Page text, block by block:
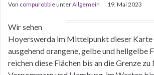
Von compurobbieunterAllgemein 19. Mai 2023
Wir sehen
Hoyerswerda im Mittelpunkt dieser Karte
ausgehend orangene, gelbe und hellgelbe
reichen diese Flächen bis an die Grenze